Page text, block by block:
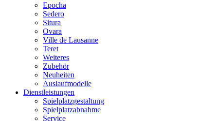
Epocha
Sedero
Situra
Ovara
Ville de Lausanne
Teret
Weiteres
Zubehör
Neuheiten
Auslaufmodelle
Dienstleistungen
Spielplatzgestaltung
Spielplatzabnahme
Service